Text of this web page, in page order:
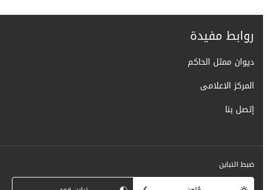
روابط مفيدة
ديوان ممثل الحاكم
المركز الاعلامى
إتصل بنا
ضبط التباين